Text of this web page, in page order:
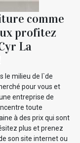
comme
profitez
La
le milieu de l`de
pour vous et
entreprise de
toute
à des prix qui sont
plus et prenez
son site internet ou